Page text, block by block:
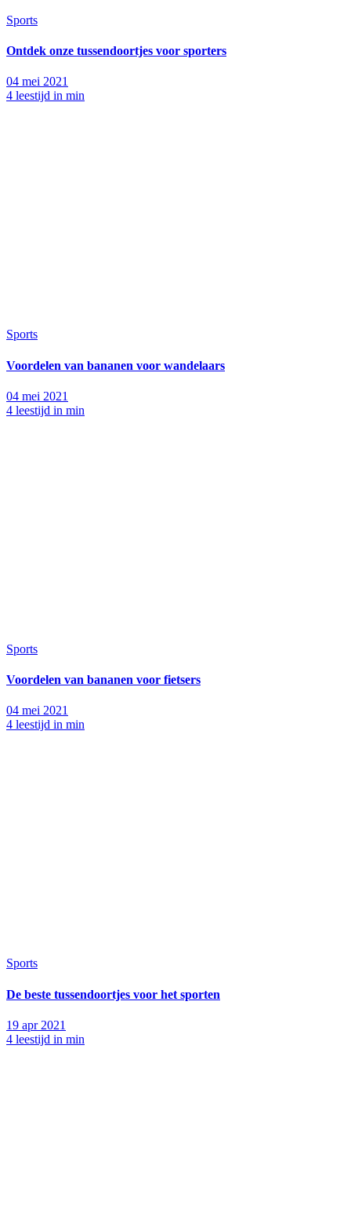
Sports
Ontdek onze tussendoortjes voor sporters
04 mei 2021
4 leestijd in min
Sports
Voordelen van bananen voor wandelaars
04 mei 2021
4 leestijd in min
Sports
Voordelen van bananen voor fietsers
04 mei 2021
4 leestijd in min
Sports
De beste tussendoortjes voor het sporten
19 apr 2021
4 leestijd in min